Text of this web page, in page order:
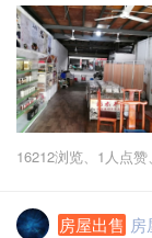
16212浏览、 1人点赞、
房屋出售 房